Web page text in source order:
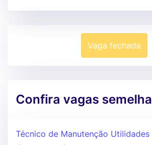
Vaga fechada
Confira vagas
Técnico de Manutenção Utilidades